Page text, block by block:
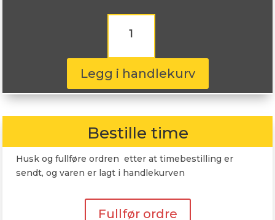
Radar
SUV
235/65R17
108W
antall
Legg i handlekurv
Bestille time
Husk og fullføre ordren etter at timebestilling er
sendt, og varen er lagt i handlekurven
Fullfør ordre